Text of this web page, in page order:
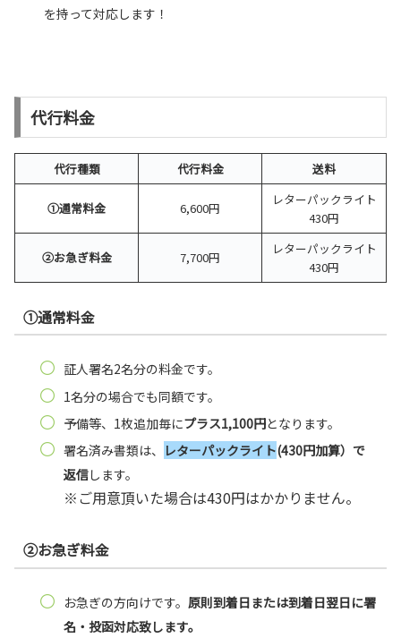
を持って対応します！
代行料金
代行種類 代行料金 送料
①通常料金 6,600円
レターパックライト
430円
②お急ぎ料金 7,700円
レターパックライト
430円
①通常料金
証人署名2名分の料金です。
1名分の場合でも同額です。
予備等、1枚追加毎にプラス1,100円となります。
署名済み書類は、
レターパックライト(430円加算）で
返信します。
※ご用意頂いた場合は430円はかかりません。
②お急ぎ料金
お急ぎの方向けです。 原則到着日または到着日翌日に署
名・投函対応致します。